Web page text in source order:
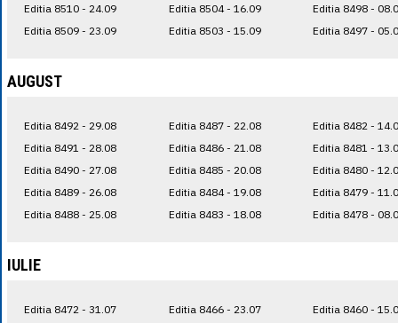
Editia 8510 - 24.09
Editia 8509 - 23.09
Editia 8504 - 16.09
Editia 8503 - 15.09
Editia 8498 -
Editia 8497 -
AUGUST
Editia 8492 - 29.08
Editia 8491 - 28.08
Editia 8490 - 27.08
Editia 8489 - 26.08
Editia 8488 - 25.08
Editia 8487 - 22.08
Editia 8486 - 21.08
Editia 8485 - 20.08
Editia 8484 - 19.08
Editia 8483 - 18.08
Editia 8482 -
Editia 8481 -
Editia 8480 -
Editia 8479 -
Editia 8478 -
IULIE
Editia 8472 - 31.07
Editia 8466 - 23.07
Editia 8460 -